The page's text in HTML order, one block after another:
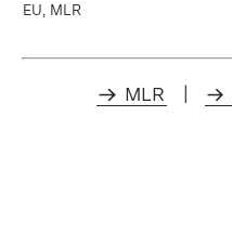
EU, MLR
MLR